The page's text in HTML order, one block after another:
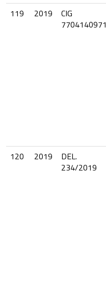
119
2019
CIG
7704140971
120
2019
DEL.
234/2019